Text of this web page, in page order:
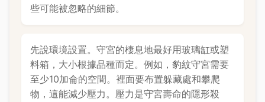
些可能被忽略的細節。
先說環境設置。守宮的棲息地最好用玻璃缸或塑
料箱，大小根據品種而定。例如，豹紋守宮需要
至少10加侖的空間。裡面要布置躲藏處和攀爬
物，這能減少壓力。壓力是守宮壽命的隱形殺